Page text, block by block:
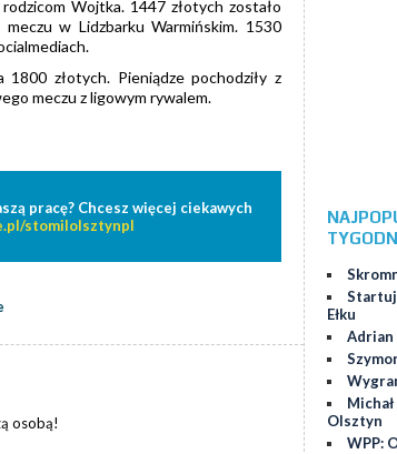
Wojtka. 1447 złotych zostało
w Lidzbarku Warmińskim. 1530
1800 złotych. Pieniądze pochodziły z
meczu z ligowym rywalem.
pracę? Chcesz więcej ciekawych
stomilolsztynpl
osobą!
Ełku
Adrian
Olsztyn
WPP: